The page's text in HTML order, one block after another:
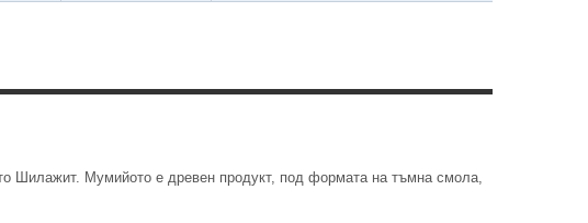
Шилажит. Мумийото е древен продукт, под формата на тъмна смола,